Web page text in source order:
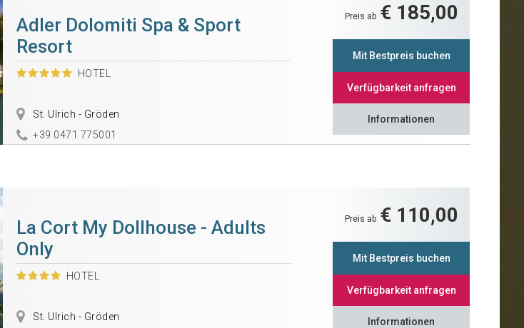
Adler Dolomiti Spa & Sport
Resort
HOTEL
St. Ulrich - Gröden
+39 0471 775001
Preis ab € 185,00
Mit Bestpreis buchen
Verfügbarkeit anfragen
Informationen
La Cort My Dollhouse - Adults
Only
HOTEL
St. Ulrich - Gröden
Preis ab € 110,00
Mit Bestpreis buchen
Verfügbarkeit anfragen
Informationen